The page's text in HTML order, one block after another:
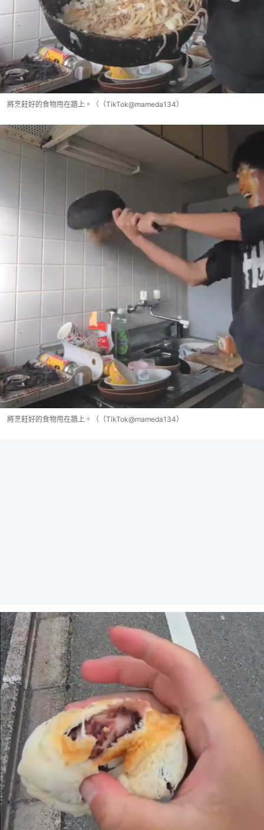
將烹飪好的食物甩在牆上。（（TikTok@mameda134）
將烹飪好的食物甩在牆上。（（TikTok@mameda134）